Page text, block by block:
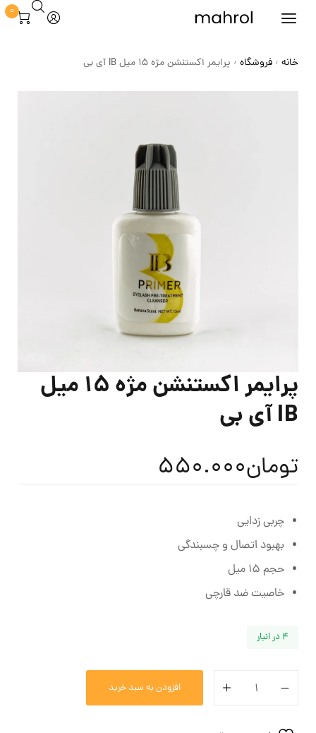
0
خانه / فروشگاه / پرایمر اکستنشن مژه 15 میل IB آی بی
پرایمر اکستنشن مژه 15 میل
IB آی بی
تومان550.000
چربی زدایی
بهبود اتصال و چسبندگی
حجم 15 میل
خاصیت ضد قارچی
4 در انبار
افزودن به سبد خرید